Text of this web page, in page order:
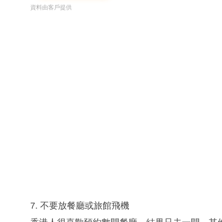
資料由客戶提供
7. 不要放餐廳或旅館飛機